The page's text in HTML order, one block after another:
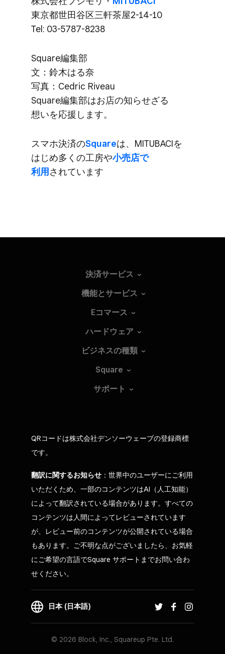
東京都世田谷区三軒茶屋2-14-10
Tel: 03-5787-8238
Square編集部​
文：鈴木はる​奈
写真：Cedric Riveau
Square編集部は​お店の​知らせざる​
想いを​応援します。
スマホ決済の​Squareは、​MITUBACIを​
はじめ多くの​工房や​小売店で​
利用 されています
決済サービス
機能とサービス
Eコマース
ハードウェア
ビジネスの種類
Square
サポート
QRコードは株式会社デンソーウェーブの登録商標
です。
翻訳に関するお知らせ ：世界中のユーザーにご利用
いただくため、一部のコンテンツはAI（人工知能）
によって翻訳されている場合があります。すべての
コンテンツは人間によってレビューされています
が、レビュー前のコンテンツが公開されている場合
もあります。ご不明な点がございましたら、お気軽
にご希望の言語でSquare サポートまでお問い合わ
せください。
日本 (日本語)
© 2026 Block, Inc., Squareup Pte. Ltd.